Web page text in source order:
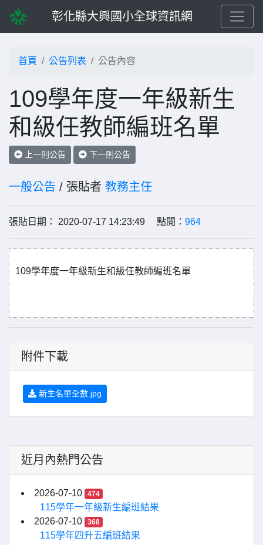
彰化縣大興國小全球資訊網
首頁 公告列表 公告內容
109學年度一年級新生
和級任教師編班名單
上一則公告 下一則公告
一般公告 / 張貼者 教務主任
張貼日期： 2020-07-17 14:23:49 點閱： 964
109學年度一年級新生和級任教師編班名單
附件下載
新生名單全數.jpg
近月內熱門公告
2026-07-10 474
115學年一年級新生編班結果
2026-07-10
368
115學年四升五編班結果